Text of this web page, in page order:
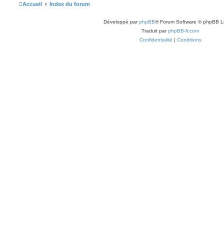
Accueil Index du forum
Développé parphpBB® Forum Software © phpBB
Traduit parphpBB-fr.com
Confidentialité | Conditions